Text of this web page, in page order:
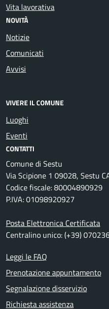
Vita lavorativa
NOVITÀ
Notizie
Comunicati
Avvisi
VIVERE IL COMUNE
Luoghi
Eventi
CONTATTI
Comune di Sestu
Via Scipione 1 09028, Sestu
Codice fiscale: 80004890929
P.IVA: 01098920927
Posta Elettronica Certificata
Centralino unico: (+39)
Leggi le FAQ
Prenotazione appuntamento
Segnalazione disservizio
Richiesta assistenza